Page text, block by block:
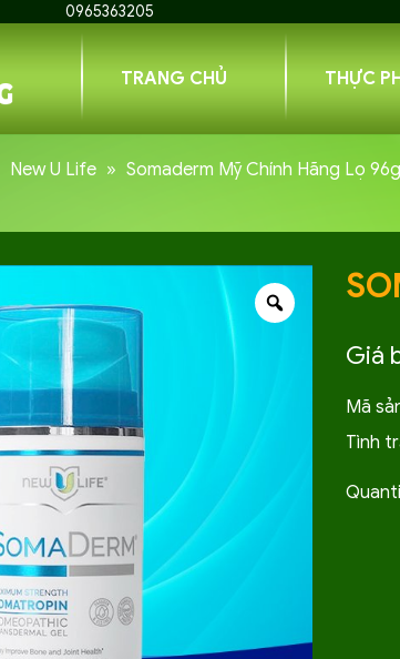
0965363205
TRANG CHỦ THỰC
New U Life » Somaderm Mỹ Chính Hãng Lọ 96g
Mã
Tình